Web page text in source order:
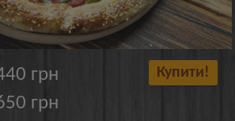
грн
грн
Купити!